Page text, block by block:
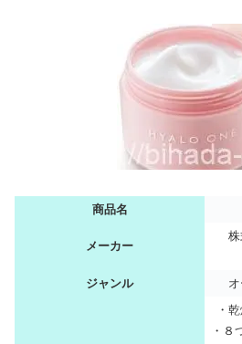
商品名
メーカー
ジャンル
・
・８